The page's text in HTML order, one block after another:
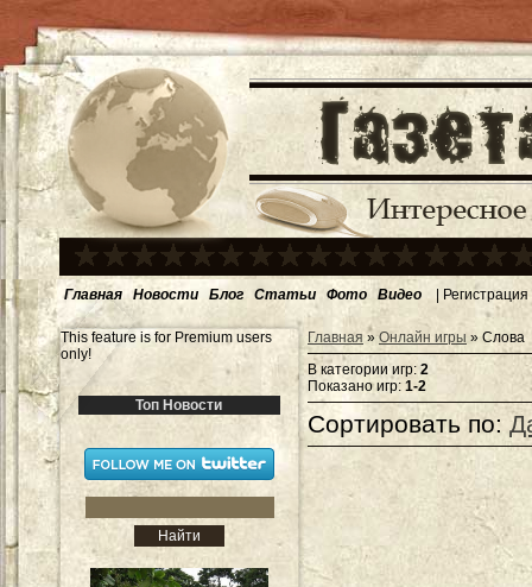
Главная Новости Блог Статьи Фото Видео | Регистрация
This feature is for Premium users
only!
Топ Новости
Главная » Онлайн игры » Слова
В категории игр: 2
Показано игр: 1-2
Сортировать по: